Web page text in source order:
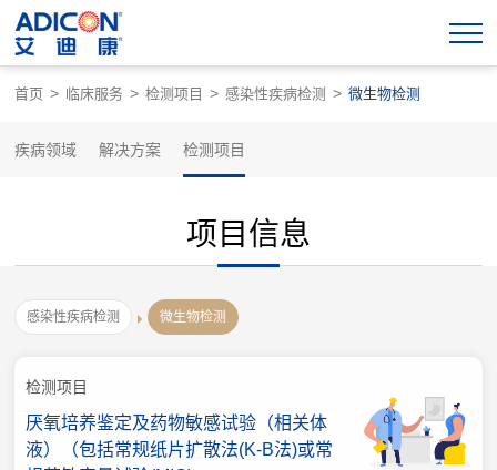
首页 > 临床服务 > 检测项目 > 感染性疾病检测 > 微生物检测
疾病领域 解决方案 检测项目
项目信息
感染性疾病检测 微生物检测
检测项目
厌氧培养鉴定及药物敏感试验（相关体
液）（包括常规纸片扩散法(K-B法)或常